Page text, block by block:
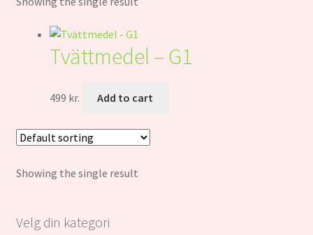
Home
Indkøbskurv
Kjøpsbetingelser
Tvättmedel – G1
499 kr. Add to cart
Showing the single result
Velg din kategori